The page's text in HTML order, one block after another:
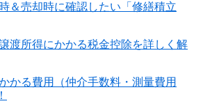
＆売却時に確認したい「修繕積立
渡所得にかかる税金控除を詳しく解
かる費用（仲介手数料・測量費用